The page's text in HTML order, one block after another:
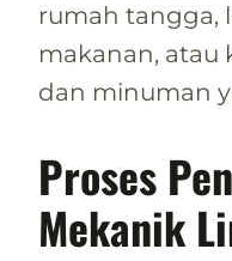
rumah tangga,
makanan, atau
dan minuman
Proses
Mekanik